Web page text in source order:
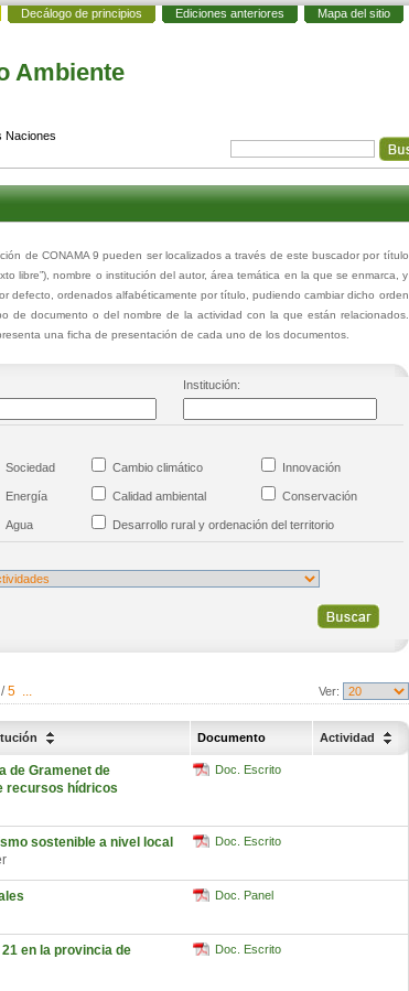
Decálogo de principios Ediciones anteriores Mapa del sitio
Ambiente
Naciones
de CONAMA 9 pueden ser localizados a través de este buscador por título
libre”), nombre o institución del autor, área temática en la que se enmarca, y
defecto, ordenados alfabéticamente por título, pudiendo cambiar dicho orden
de documento o del nombre de la actividad con la que están relacionados.
una ficha de presentación de cada uno de los documentos.
Institución:
Sociedad Cambio climático Innovación
Energía Calidad ambiental Conservación
Agua Desarrollo rural y ordenación del territorio
/ 5 ... Ver:
Documento Actividad
de Gramenet de
recursos hídricos
Doc. Escrito
sostenible a nivel local
Doc. Escrito
Doc. Panel
en la provincia de
Doc. Escrito